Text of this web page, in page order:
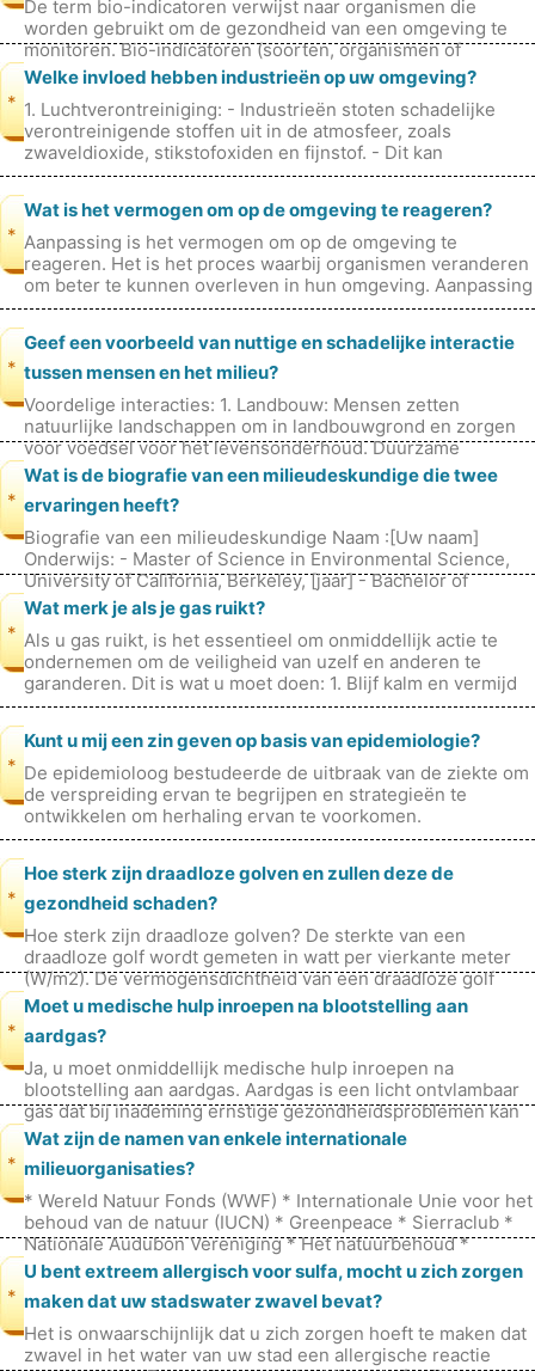
De term bio-indicatoren verwijst naar organismen die
worden gebruikt om de gezondheid van een omgeving te
monitoren. Bio-indicatoren (soorten, organismen of
groepen organismen) kunnen worden
*
Welke invloed hebben industrieën op uw omgeving?
1. Luchtverontreiniging: - Industrieën stoten schadelijke
verontreinigende stoffen uit in de atmosfeer, zoals
zwaveldioxide, stikstofoxiden en fijnstof. - Dit kan
luchtwegaandoeningen, har
*
Wat is het vermogen om op de omgeving te reageren?
Aanpassing is het vermogen om op de omgeving te
reageren. Het is het proces waarbij organismen veranderen
om beter te kunnen overleven in hun omgeving. Aanpassing
kan over vele generaties pl
*
Geef een voorbeeld van nuttige en schadelijke interactie
tussen mensen en het milieu?
Voordelige interacties: 1. Landbouw: Mensen zetten
natuurlijke landschappen om in landbouwgrond en zorgen
voor voedsel voor het levensonderhoud. Duurzame
landbouwpraktijken, zoals vruchtwi
*
Wat is de biografie van een milieudeskundige die twee
ervaringen heeft?
Biografie van een milieudeskundige Naam :[Uw naam]
Onderwijs: - Master of Science in Environmental Science,
University of California, Berkeley, [jaar] - Bachelor of
Science in milieus
*
Wat merk je als je gas ruikt?
Als u gas ruikt, is het essentieel om onmiddellijk actie te
ondernemen om de veiligheid van uzelf en anderen te
garanderen. Dit is wat u moet doen: 1. Blijf kalm en vermijd
paniek :Blijf ka
*
Kunt u mij een zin geven op basis van epidemiologie?
De epidemioloog bestudeerde de uitbraak van de ziekte om
de verspreiding ervan te begrijpen en strategieën te
ontwikkelen om herhaling ervan te voorkomen.
*
Hoe sterk zijn draadloze golven en zullen deze de
gezondheid schaden?
Hoe sterk zijn draadloze golven? De sterkte van een
draadloze golf wordt gemeten in watt per vierkante meter
(W/m2). De vermogensdichtheid van een draadloze golf
neemt af met het kwadraat
*
Moet u medische hulp inroepen na blootstelling aan
aardgas?
Ja, u moet onmiddellijk medische hulp inroepen na
blootstelling aan aardgas. Aardgas is een licht ontvlambaar
gas dat bij inademing ernstige gezondheidsproblemen kan
veroorzaken. Symptomen v
*
Wat zijn de namen van enkele internationale
milieuorganisaties?
* Wereld Natuur Fonds (WWF) * Internationale Unie voor het
behoud van de natuur (IUCN) * Greenpeace * Sierraclub *
Nationale Audubon Vereniging * Het natuurbehoud *
Aardrechtvaardighei
*
U bent extreem allergisch voor sulfa, mocht u zich zorgen
maken dat uw stadswater zwavel bevat?
Het is onwaarschijnlijk dat u zich zorgen hoeft te maken dat
zwavel in het water van uw stad een allergische reactie